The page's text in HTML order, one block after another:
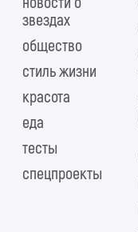
звездах
общество
стиль жизни
красота
еда
тесты
спецпроекты